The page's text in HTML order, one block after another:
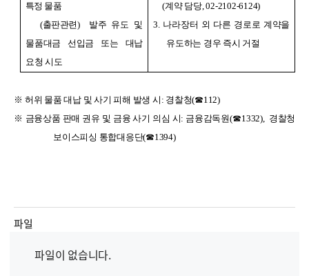
특정 물품
(출판관련) 발주 유도 및
물품대금 선입금 또는 대납
요청 시도
(계약 담당, 02-2102-6124)
3. 나라장터 외 다른 경로로 계약을
유도하는 경우 즉시 거절
※ 허위 물품 대납 및 사기 피해 발생 시 : 경찰청(☎112)
※ 금융상품 판매 권유 및 금융 사기 의심 시: 금융감독원(☎1332), 경찰청
보이스피싱 통합대응단(☎1394)
파일
파일이 없습니다.